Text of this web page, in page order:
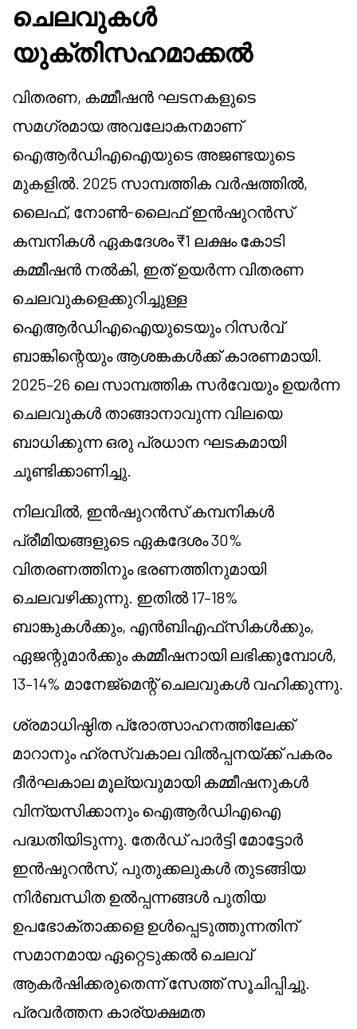
ചെലവുകൾ
യുക്തിസഹമാക്കൽ
വിതരണ, കമ്മീഷൻ ഘടനകളുടെ
സമഗ്രമായ അവലോകനമാണ്
ഐആർഡിഎഐയുടെ അജണ്ടയുടെ
മുകളിൽ. 2025 സാമ്പത്തിക വർഷത്തിൽ,
ലൈഫ്, നോൺ-ലൈഫ് ഇൻഷുറൻസ്
കമ്പനികൾ ഏകദേശം ₹1 ലക്ഷം കോടി
കമ്മീഷൻ നൽകി, ഇത് ഉയർന്ന വിതരണ
ചെലവുകളെക്കുറിച്ചുള്ള
ഐആർഡിഎഐയുടെയും റിസർവ്
ബാങ്കിന്റെയും ആശങ്കകൾക്ക് കാരണമായി.
2025–26 ലെ സാമ്പത്തിക സർവേയും ഉയർന്ന
ചെലവുകൾ താങ്ങാനാവുന്ന വിലയെ
ബാധിക്കുന്ന ഒരു പ്രധാന ഘടകമായി
ചൂണ്ടിക്കാണിച്ചു.
നിലവിൽ, ഇൻഷുറൻസ് കമ്പനികൾ
പ്രീമിയങ്ങളുടെ ഏകദേശം 30%
വിതരണത്തിനും ഭരണത്തിനുമായി
ചെലവഴിക്കുന്നു. ഇതിൽ 17–18%
ബാങ്കുകൾക്കും, എൻ‌ബി‌എഫ്‌സികൾക്കും,
ഏജന്റുമാർക്കും കമ്മീഷനായി ലഭിക്കുമ്പോൾ,
13–14% മാനേജ്‌മെന്റ് ചെലവുകൾ വഹിക്കുന്നു.
ശ്രമാധിഷ്ഠിത പ്രോത്സാഹനത്തിലേക്ക്
മാറാനും ഹ്രസ്വകാല വിൽപ്പനയ്ക്ക് പകരം
ദീർഘകാല മൂല്യവുമായി കമ്മീഷനുകൾ
വിന്യസിക്കാനും ഐആർഡിഎഐ
പദ്ധതിയിടുന്നു. തേർഡ് പാർട്ടി മോട്ടോർ
ഇൻഷുറൻസ്, പുതുക്കലുകൾ തുടങ്ങിയ
നിർബന്ധിത ഉൽപ്പന്നങ്ങൾ പുതിയ
ഉപഭോക്താക്കളെ ഉൾപ്പെടുത്തുന്നതിന്
സമാനമായ ഏറ്റെടുക്കൽ ചെലവ്
ആകർഷിക്കരുതെന്ന് സേത്ത് സൂചിപ്പിച്ചു.
പ്രവർത്തന കാര്യക്ഷമത